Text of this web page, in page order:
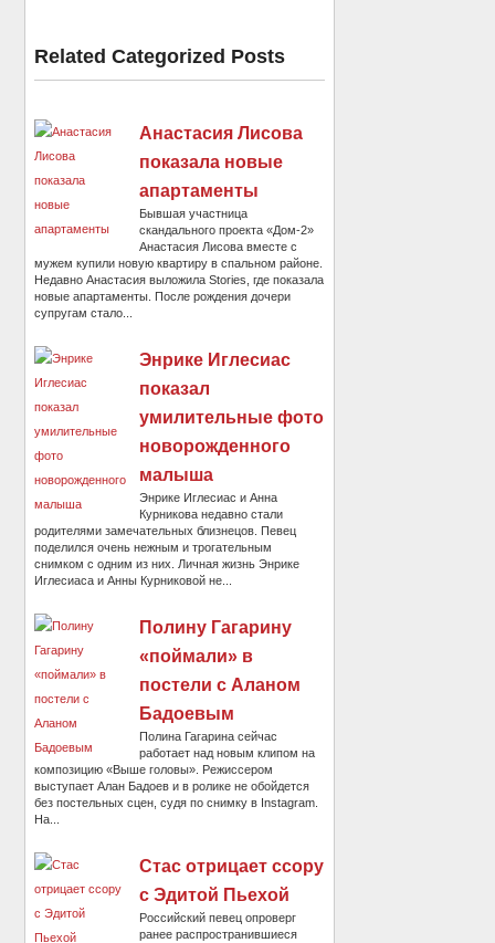
Related Categorized Posts
Анастасия Лисова
показала новые
апартаменты
Бывшая участница
скандального проекта «Дом-2»
Анастасия Лисова вместе с
мужем купили новую квартиру в спальном районе.
Недавно Анастасия выложила Stories, где показала
новые апартаменты. После рождения дочери
супругам стало...
Энрике Иглесиас
показал
умилительные фото
новорожденного
малыша
Энрике Иглесиас и Анна
Курникова недавно стали
родителями замечательных близнецов. Певец
поделился очень нежным и трогательным
снимком с одним из них. Личная жизнь Энрике
Иглесиаса и Анны Курниковой не...
Полину Гагарину
«поймали» в
постели с Аланом
Бадоевым
Полина Гагарина сейчас
работает над новым клипом на
композицию «Выше головы». Режиссером
выступает Алан Бадоев и в ролике не обойдется
без постельных сцен, судя по снимку в Instagram.
На...
Стас отрицает ссору
с Эдитой Пьехой
Российский певец опроверг
ранее распространившиеся